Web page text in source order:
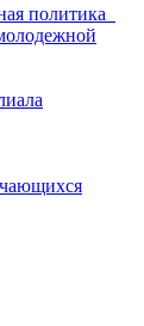
политика